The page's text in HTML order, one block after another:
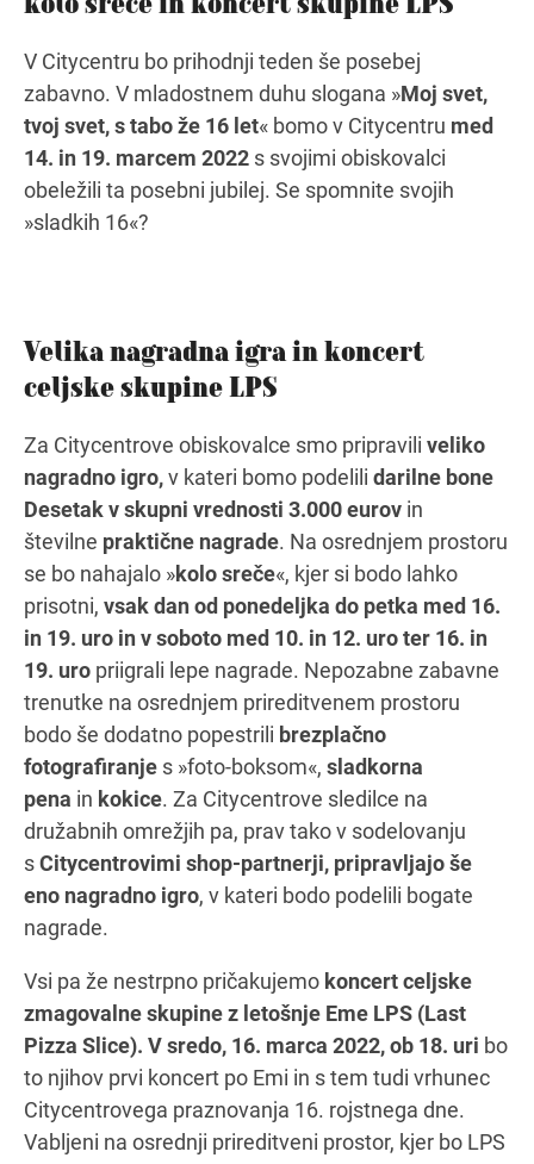
Navodila za pot
V Citycentru bo prihodnji teden še posebej
zabavno. V mladostnem duhu slogana »Moj svet,
tvoj svet, s tabo že 16 let« bomo v Citycentru med
14. in 19. marcem 2022 s svojimi obiskovalci
obeležili ta posebni jubilej. Se spomnite svojih
»sladkih 16«?
Velika nagradna igra in koncert
celjske skupine LPS
Za Citycentrove obiskovalce smo pripravili veliko
nagradno igro,v kateri bomo podelili darilne bone
Desetak v skupni vrednosti 3.000 eurov in
številne praktične nagrade. Na osrednjem prostoru
se bo nahajalo »kolo sreče«, kjer si bodo lahko
prisotni, vsak dan od ponedeljka do petka med 16.
in 19. uro in v soboto med 10. in 12. uro ter 16. in
19. uro priigrali lepe nagrade. Nepozabne zabavne
trenutke na osrednjem prireditvenem prostoru
bodo še dodatno popestrili brezplačno
fotografiranje s »foto-boksom«, sladkorna
pena in kokice. Za Citycentrove sledilce na
družabnih omrežjih pa, prav tako v sodelovanju
sCitycentrovimi shop-partnerji, pripravljajo še
eno nagradno igro, v kateri bodo podelili bogate
nagrade.
Vsi pa že nestrpno pričakujemo koncert celjske
zmagovalne skupine z letošnje Eme LPS (Last
Pizza Slice). V sredo, 16. marca 2022, ob 18. uri bo
to njihov prvi koncert po Emi in s tem tudi vrhunec
Citycentrovega praznovanja 16. rojstnega dne.
Vabljeni na osrednji prireditveni prostor, kjer bo LPS